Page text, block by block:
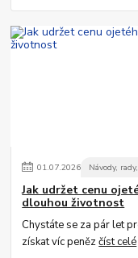
01.07.2026 Návody,
Jak udržet cenu
dlouhou životnost
Chystáte se za pár let
získat víc penězčíst celé